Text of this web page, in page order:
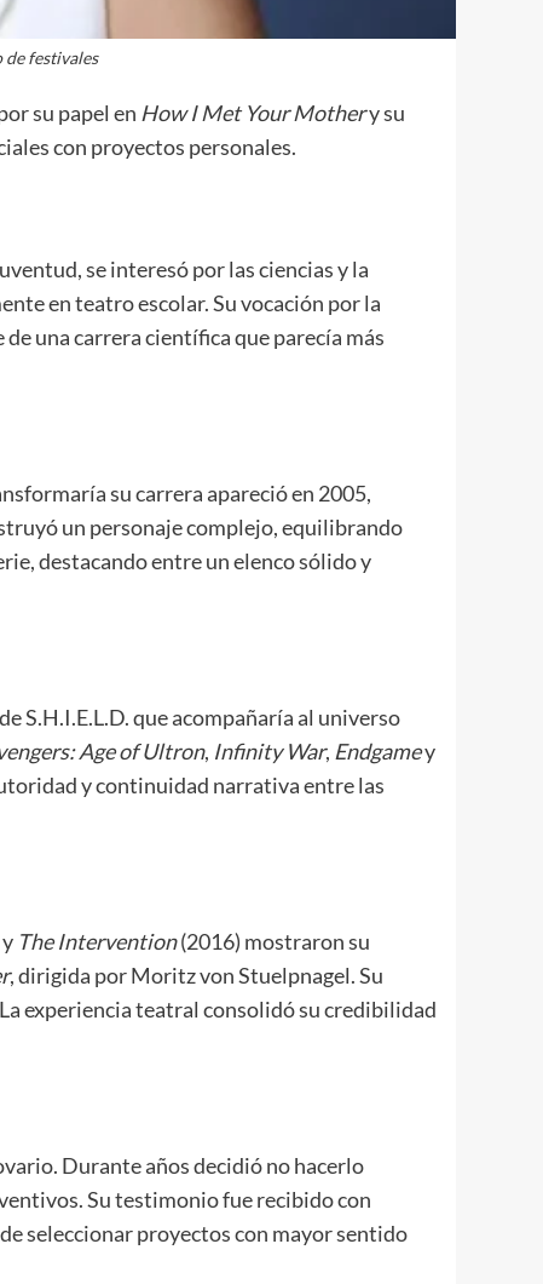
de festivales
su papel en How I Met Your Mothery su
con proyectos personales.
se interesó por las ciencias y la
en teatro escolar. Su vocación por la
una carrera científica que parecía más
su carrera apareció en 2005,
un personaje complejo, equilibrando
destacando entre un elenco sólido y
S.H.I.E.L.D. que acompañaría al universo
Age of Ultron, Infinity War, Endgamey
y continuidad narrativa entre las
The Intervention(2016) mostraron su
, dirigida por Moritz von Stuelpnagel. Su
experiencia teatral consolidó su credibilidad
Durante años decidió no hacerlo
Su testimonio fue recibido con
seleccionar proyectos con mayor sentido